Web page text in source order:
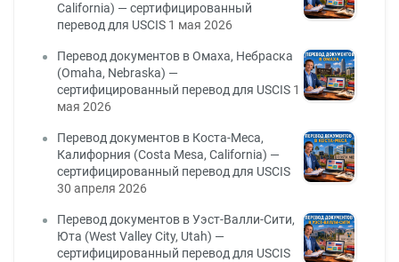
California) — сертифицированный
перевод для USCIS 1 мая 2026
Перевод документов в Омаха, Небраска
(Omaha, Nebraska) —
сертифицированный перевод для USCIS 1
мая 2026
Перевод документов в Коста-Меса,
Калифорния (Costa Mesa, California) —
сертифицированный перевод для USCIS
30 апреля 2026
Перевод документов в Уэст-Валли-Сити,
Юта (West Valley City, Utah) —
сертифицированный перевод для USCIS